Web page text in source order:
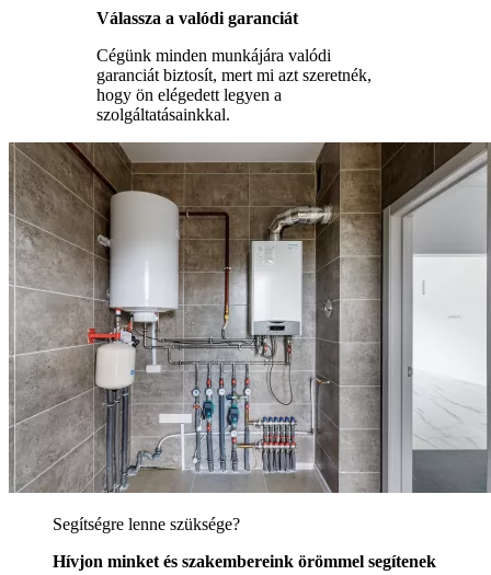
Válassza a valódi garanciát
Cégünk minden munkájára valódi
garanciát biztosít, mert mi azt szeretnék,
hogy ön elégedett legyen a
szolgáltatásainkkal.
Segítségre lenne szüksége?
Hívjon minket és szakembereink örömmel segítenek